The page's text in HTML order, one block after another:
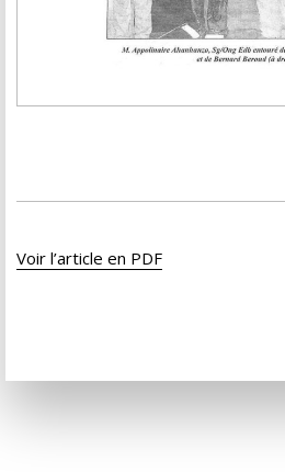
Voir l’article en PDF